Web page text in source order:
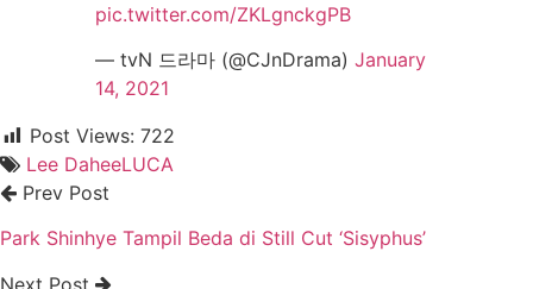
pic.twitter.com/ZKLgnckgPB
— tvN 드라마 (@CJnDrama) January
14, 2021
Post Views: 722
Lee DaheeLUCA
Prev Post
Park Shinhye Tampil Beda di Still Cut ‘Sisyphus’
Next Post